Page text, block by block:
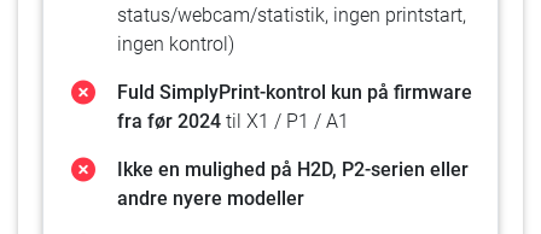
status/webcam/statistik, ingen printstart,
ingen kontrol)
Fuld SimplyPrint-kontrol kun på firmware
fra før 2024 til X1 / P1 / A1
Ikke en mulighed på H2D, P2-serien eller
andre nyere modeller